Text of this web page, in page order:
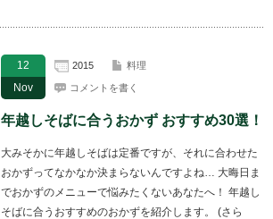
12
Nov
2015 料理
コメントを書く
年越しそばに合うおかず おすすめ30選！
大みそかに年越しそばは定番ですが、それに合わせた
おかずってなかなか決まらないんですよね… 大晦日ま
でおかずのメニューで悩みたくないあなたへ！ 年越し
そばに合うおすすめのおかずを紹介します。 (さら